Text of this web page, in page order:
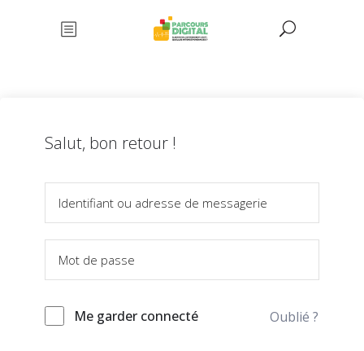
Salut, bon retour !
Me garder connecté Oublié ?